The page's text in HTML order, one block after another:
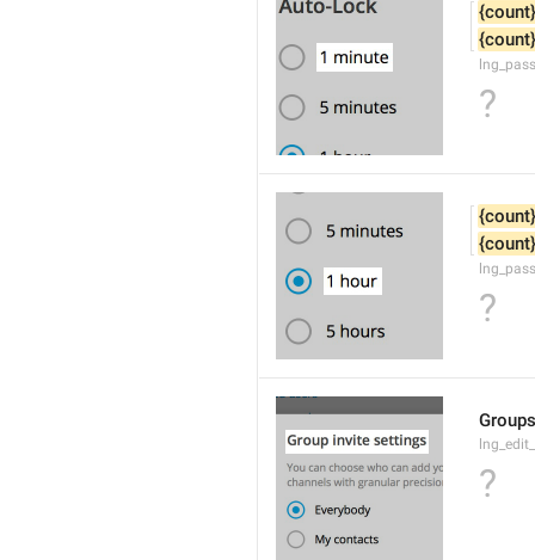
{count}
{count}
?
{count}
{count}
?
?